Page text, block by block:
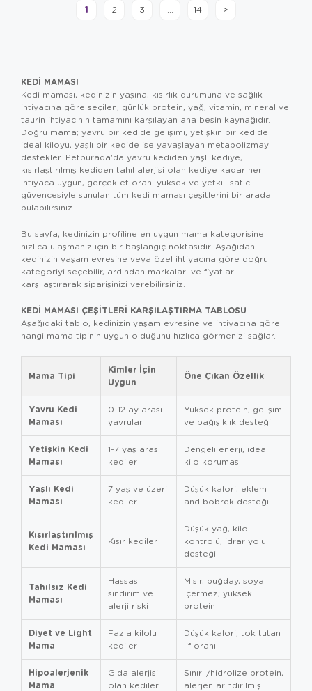
1 2 3 ... 14 >
KEDI MAMASI
Kedi maması, kedinizin yaşına, kısırlık durumuna ve sağlık
ihtiyacına göre seçilen, günlük protein, yağ, vitamin, mineral ve
taurin ihtiyacının tamamını karşılayan ana besin kaynağıdır.
Doğru mama; yavru bir kedide gelişimi, yetişkin bir kedide
ideal kiloyu, yaşlı bir kedide ise yavaşlayan metabolizmayı
destekler. Petburada'da yavru kediden yaşlı kediye,
kısırlaştırılmış kediden tahıl alerjisi olan kediye kadar her
ihtiyaca uygun, gerçek et oranı yüksek ve yetkili satıcı
güvencesiyle sunulan tüm kedi maması çeşitlerini bir arada
bulabilirsiniz.
Bu sayfa, kedinizin profiline en uygun mama kategorisine
hızlıca ulaşmanız için bir başlangıç noktasıdır. Aşağıdan
kedinizin yaşam evresine veya özel ihtiyacına göre doğru
kategoriyi seçebilir, ardından markaları ve fiyatları
karşılaştırarak siparişinizi verebilirsiniz.
KEDI MAMASI ÇEŞITLERI KARŞILAŞTIRMA TABLOSU
Aşağıdaki tablo, kedinizin yaşam evresine ve ihtiyacına göre
hangi mama tipinin uygun olduğunu hızlıca görmenizi sağlar.
Mama Tipi
Kimler İçin
Uygun
Öne Çıkan Özellik
Yavru Kedi
Maması
0-12 ay arası
yavrular
Yüksek protein, gelişim
ve bağışıklık desteği
Yetişkin Kedi
Maması
1-7 yaş arası
kediler
Dengeli enerji, ideal
kilo koruması
Yaşlı Kedi
Maması
7 yaş ve üzeri
kediler
Düşük kalori, eklem
and böbrek desteği
Kısırlaştırılmış
Kedi Maması
Kısır kediler
Düşük yağ, kilo
kontrolü, idrar yolu
desteği
Tahılsız Kedi
Maması
Hassas
sindirim ve
alerji riski
Mısır, buğday, soya
içermez; yüksek
protein
Diyet ve Light
Mama
Fazla kilolu
kediler
Düşük kalori, tok tutan
lif oranı
Hipoalerjenik
Mama
Gıda alerjisi
olan kediler
Sınırlı/hidrolize protein,
alerjen arındırılmış